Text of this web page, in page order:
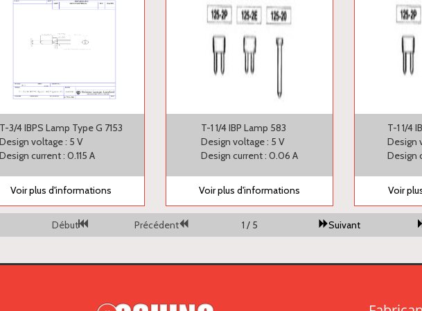
T-3/4 IBPS Lamp Type G 7153
Design voltage : 5 V
Design current : 0.115 A
Voir plus d'informations
T-1 1/4 IBP Lamp 583
Design voltage : 5 V
Design current : 0.06 A
Voir plus d'informations
T-1 1/4
Design
Design
Voir
Début Précédent 1 / 5 Suivant